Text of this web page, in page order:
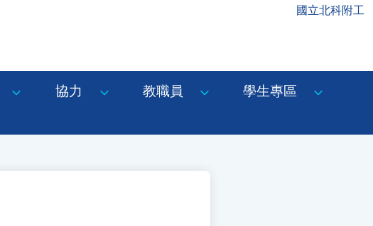
國立北科附工
協力 教職員
學生專區